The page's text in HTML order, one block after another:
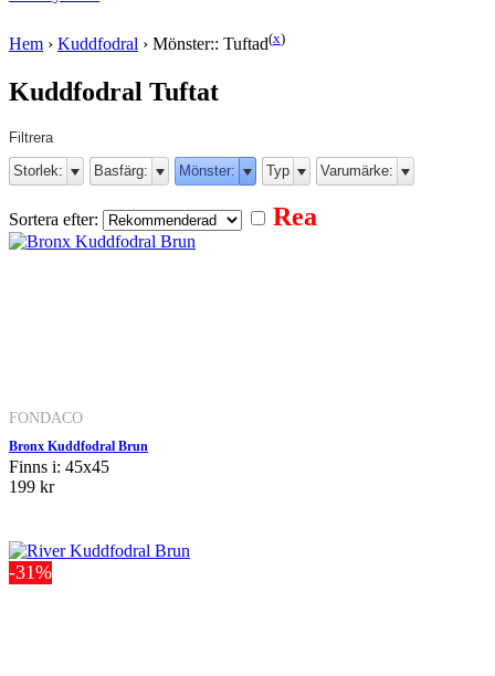
Hem › Kuddfodral › Mönster:: Tuftad(x)
Kuddfodral Tuftat
Filtrera
Storlek:
Basfärg: Mönster: Typ Varumärke:
Sortera efter: Rea
FONDACO
Bronx Kuddfodral Brun
Finns i: 45x45
199 kr
-31%